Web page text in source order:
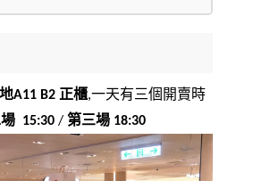
A11 B2 正櫃,一天有三個開賣時
15:30 / 第三場 18:30